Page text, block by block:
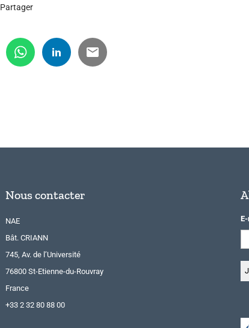
Partager
Nous contacter
NAE
Bât. CRIANN
745, Av. de l’Université
76800 St-Etienne-du-Rouvray
France
+33 2 32 80 88 00
E-